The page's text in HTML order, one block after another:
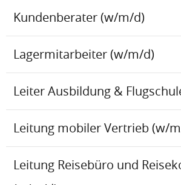
Kundenberater (w/m/d)
Lagermitarbeiter (w/m/d)
Leiter Ausbildung &
Leitung mobiler Vertrieb (w/
Leitung Reisebüro und